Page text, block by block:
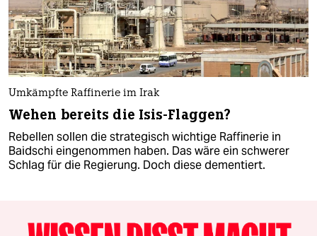
Umkämpfte Raffinerie im Irak
Wehen bereits die Isis-Flaggen?
Rebellen sollen die strategisch wichtige Raffinerie in
Baidschi eingenommen haben. Das wäre ein schwerer
Schlag für die Regierung. Doch diese dementiert.